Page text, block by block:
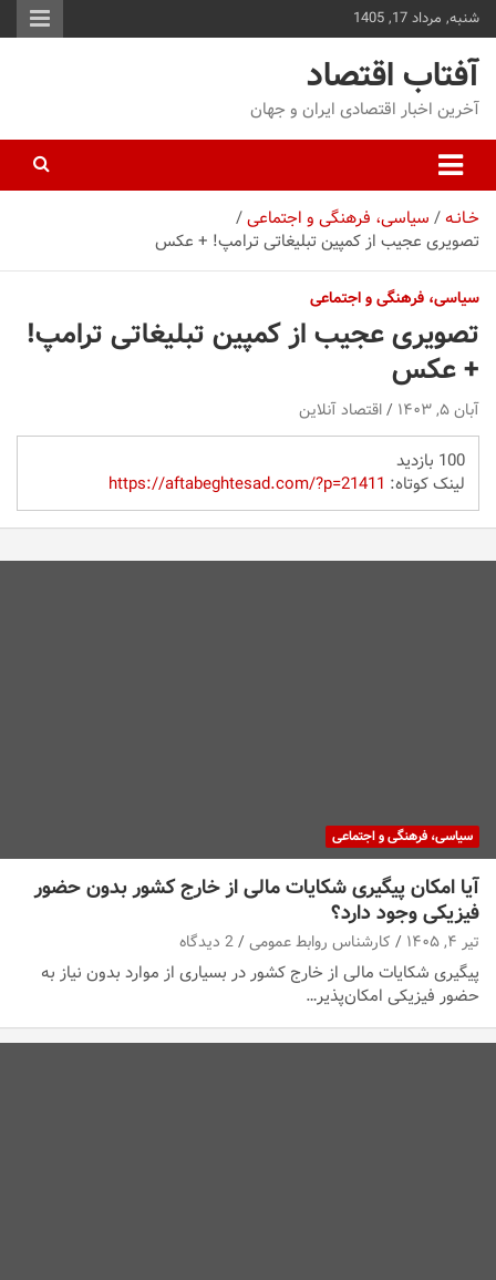
شنبه, مرداد 17, 1405
آفتاب اقتصاد
آخرین اخبار اقتصادی ایران و جهان
خـانـه سیاسی، فرهنگی و اجتماعی
تصویری عجیب از کمپین تبلیغاتی ترامپ! + عکس
سیاسی، فرهنگی و اجتماعی
تصویری عجیب از کمپین تبلیغاتی ترامپ!
+ عکس
آبان ۵, ۱۴۰۳ اقتصاد آنلاین
100 بازدید
لینک کوتاه:https://aftabeghtesad.com/?p=21411
سیاسی، فرهنگی و اجتماعی
آیا امکان پیگیری شکایات مالی از خارج کشور بدون حضور
فیزیکی وجود دارد؟
تیر ۴, ۱۴۰۵ کارشناس روابط عمومی 2 دیدگاه
پیگیری شکایات مالی از خارج کشور در بسیاری از موارد بدون نیاز به
حضور فیزیکی امکان‌پذیر…